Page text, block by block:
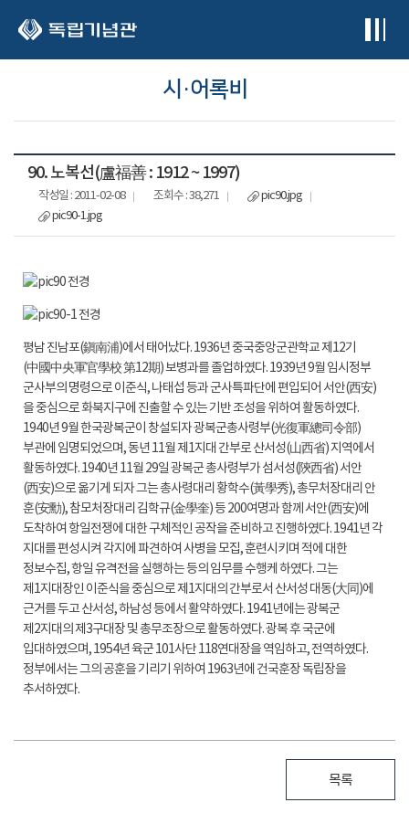
시·어록비
90. 노복선(盧福善 : 1912 ~ 1997)
작성일 : 2011-02-08 조회수 : 38,271
pic90.jpg
pic90-1.jpg
평남 진남포(鎭南浦)에서 태어났다. 1936년 중국중앙군관학교 제12기
(中國中央軍官學校 第12期) 보병과를 졸업하였다. 1939년 9월 임시정부
군사부의 명령으로 이준식, 나태섭 등과 군사특파단에 편입되어 서안(西安)
을 중심으로 화북지구에 진출할 수 있는 기반 조성을 위하여 활동하였다.
1940년 9월 한국광복군이 창설되자 광복군총사령부(光復軍總司令部)
부관에 임명되었으며, 동년 11월 제1지대 간부로 산서성(山西省) 지역에서
활동하였다. 1940년 11월 29일 광복군 총사령부가 섬서성(陝西省) 서안
(西安)으로 옮기게 되자 그는 총사령대리 황학수(黃學秀), 총무처장대리 안
훈(安勳), 참모처장대리 김학규(金學奎) 등 200여명과 함께 서안(西安)에
도착하여 항일전쟁에 대한 구체적인 공작을 준비하고 진행하였다. 1941년 각
지대를 편성시켜 각지에 파견하여 사병을 모집, 훈련시키며 적에 대한
정보수집, 항일 유격전을 실행하는 등의 임무를 수행케 하였다. 그는
제1지대장인 이준식을 중심으로 제1지대의 간부로서 산서성 대동(大同)에
근거를 두고 산서성, 하남성 등에서 활약하였다. 1941년에는 광복군
제2지대의 제3구대장 및 총무조장으로 활동하였다. 광복 후 국군에
입대하였으며, 1954년 육군 101사단 118연대장을 역임하고, 전역하였다.
정부에서는 그의 공훈을 기리기 위하여 1963년에 건국훈장 독립장을
추서하였다.
목록